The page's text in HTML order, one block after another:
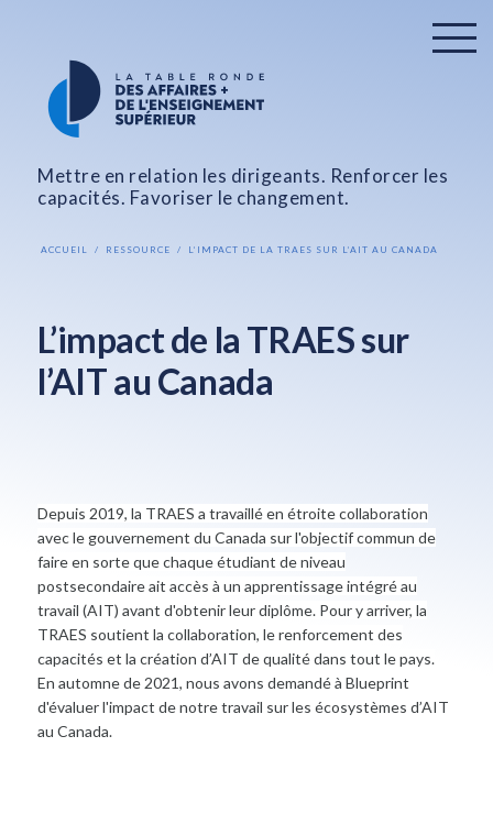
Mettre en relation les dirigeants. Renforcer les
capacités. Favoriser le changement.
ACCUEIL RESSOURCE L’IMPACT DE LA TRAES SUR L’AIT AU CANADA
L’impact de la TRAES sur
l’AIT au Canada
Depuis 2019, la TRAES a travaillé en étroite collaboration
avec le gouvernement du Canada sur l'objectif commun de
faire en sorte que chaque étudiant de niveau
postsecondaire ait accès à un apprentissage intégré au
travail (AIT) avant d'obtenir leur diplôme. Pour y arriver, la
TRAES soutient la collaboration, le renforcement des
capacités et la création d’AIT de qualité dans tout le pays.
En automne de 2021, nous avons demandé à Blueprint
d'évaluer l'impact de notre travail sur les écosystèmes d’AIT
au Canada.